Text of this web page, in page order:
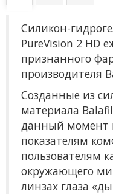
Силикон-
PureVision 2 HD
признанного
производителя
Созданные из
материала
данный момент
показателям
пользователям
окружающего
линзах глаза